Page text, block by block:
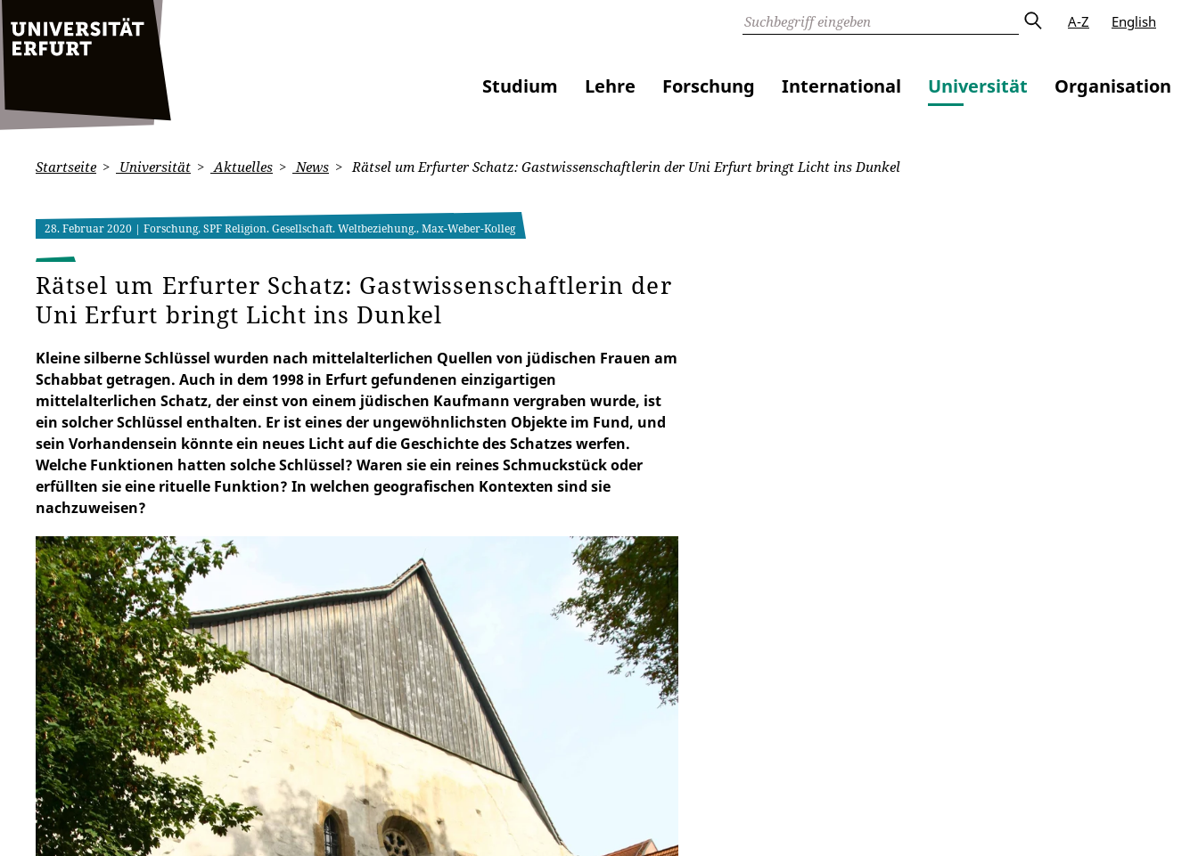
A-Z English
Studium Lehre Forschung International Universität Organisation
Startseite Universität Aktuelles News Rätsel um Erfurter Schatz: Gastwissenschaftlerin der Uni Erfurt bringt Licht ins Dunkel
28. Februar 2020 | Forschung, SPF Religion. Gesellschaft. Weltbeziehung., Max-Weber-Kolleg
Rätsel um Erfurter Schatz: Gastwissenschaftlerin der
Uni Erfurt bringt Licht ins Dunkel
Kleine silberne Schlüssel wurden nach mittelalterlichen Quellen von jüdischen Frauen am
Schabbat getragen. Auch in dem 1998 in Erfurt gefundenen einzigartigen
mittelalterlichen Schatz, der einst von einem jüdischen Kaufmann vergraben wurde, ist
ein solcher Schlüssel enthalten. Er ist eines der ungewöhnlichsten Objekte im Fund, und
sein Vorhandensein könnte ein neues Licht auf die Geschichte des Schatzes werfen.
Welche Funktionen hatten solche Schlüssel? Waren sie ein reines Schmuckstück oder
erfüllten sie eine rituelle Funktion? In welchen geografischen Kontexten sind sie
nachzuweisen?